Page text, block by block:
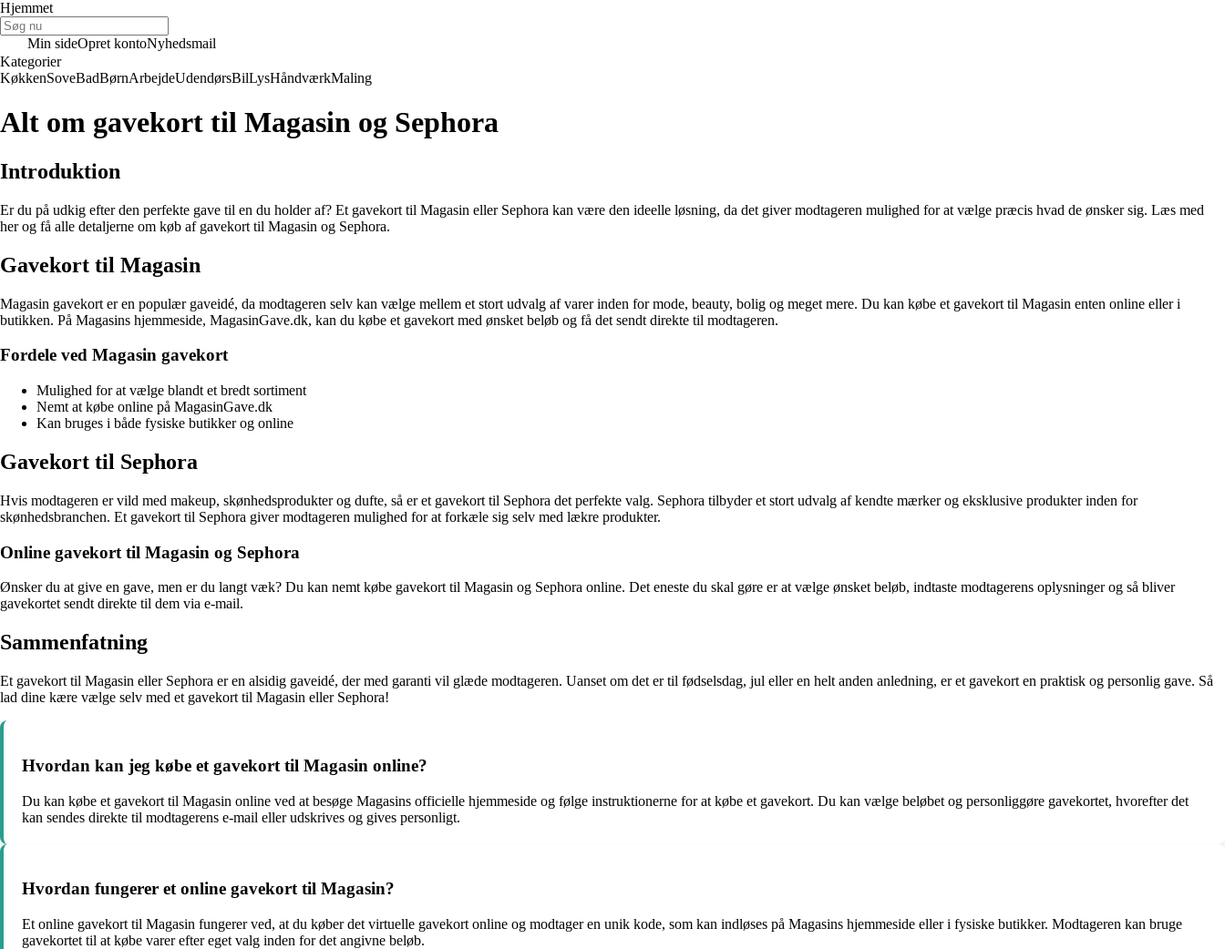
Hjemmet
Min sideOpret kontoNyhedsmail
Kategorier
KøkkenSoveBadBørnArbejdeUdendørsBilLysHåndværkMaling
Alt om gavekort til Magasin og Sephora
Introduktion
Er du på udkig efter den perfekte gave til en du holder af? Et gavekort til Magasin eller Sephora kan være den ideelle løsning, da det giver modtageren mulighed for at vælge præcis hvad de ønsker sig. Læs med
her og få alle detaljerne om køb af gavekort til Magasin og Sephora.
Gavekort til Magasin
Magasin gavekort er en populær gaveidé, da modtageren selv kan vælge mellem et stort udvalg af varer inden for mode, beauty, bolig og meget mere. Du kan købe et gavekort til Magasin enten online eller i
butikken. På Magasins hjemmeside, MagasinGave.dk, kan du købe et gavekort med ønsket beløb og få det sendt direkte til modtageren.
Fordele ved Magasin gavekort
Mulighed for at vælge blandt et bredt sortiment
Nemt at købe online på MagasinGave.dk
Kan bruges i både fysiske butikker og online
Gavekort til Sephora
Hvis modtageren er vild med makeup, skønhedsprodukter og dufte, så er et gavekort til Sephora det perfekte valg. Sephora tilbyder et stort udvalg af kendte mærker og eksklusive produkter inden for
skønhedsbranchen. Et gavekort til Sephora giver modtageren mulighed for at forkæle sig selv med lækre produkter.
Online gavekort til Magasin og Sephora
Ønsker du at give en gave, men er du langt væk? Du kan nemt købe gavekort til Magasin og Sephora online. Det eneste du skal gøre er at vælge ønsket beløb, indtaste modtagerens oplysninger og så bliver
gavekortet sendt direkte til dem via e-mail.
Sammenfatning
Et gavekort til Magasin eller Sephora er en alsidig gaveidé, der med garanti vil glæde modtageren. Uanset om det er til fødselsdag, jul eller en helt anden anledning, er et gavekort en praktisk og personlig gave. Så
lad dine kære vælge selv med et gavekort til Magasin eller Sephora!
Hvordan kan jeg købe et gavekort til Magasin online?
Du kan købe et gavekort til Magasin online ved at besøge Magasins officielle hjemmeside og følge instruktionerne for at købe et gavekort. Du kan vælge beløbet og personliggøre gavekortet, hvorefter det
kan sendes direkte til modtagerens e-mail eller udskrives og gives personligt.
Hvordan fungerer et online gavekort til Magasin?
Et online gavekort til Magasin fungerer ved, at du køber det virtuelle gavekort online og modtager en unik kode, som kan indløses på Magasins hjemmeside eller i fysiske butikker. Modtageren kan bruge
gavekortet til at købe varer efter eget valg inden for det angivne beløb.